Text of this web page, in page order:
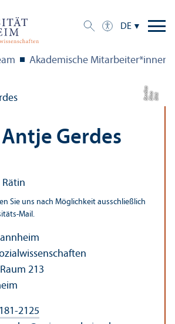
DE
Akademische Mitarbeiter*innen
Bil
d:
Eli
s
a
B
e
r
dic
a
Antje Gerdes
Sie uns nach Möglichkeit ausschließlich
Mail.
213
2125